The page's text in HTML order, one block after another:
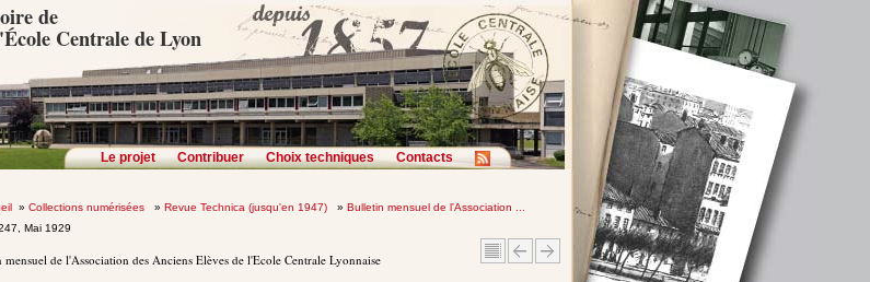
de
Centrale de Lyon
Le projet Contribuer Choix techniques Contacts
» Collections numérisées » Revue Technica (jusqu'en 1947) » Bulletin mensuel de l'Association ...
Mai 1929
de l'Association des Anciens Elèves de l'Ecole Centrale Lyonnaise